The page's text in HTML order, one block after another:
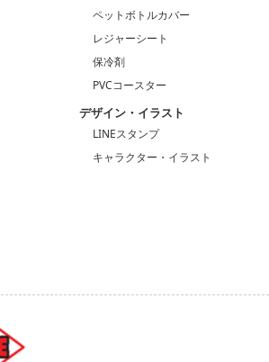
ペットボトルカバー
レジャーシート
保冷剤
PVCコースター
デザイン・イラスト
LINEスタンプ
キャラクター・イラスト